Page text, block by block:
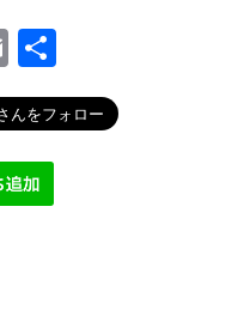
E
m
ail
有